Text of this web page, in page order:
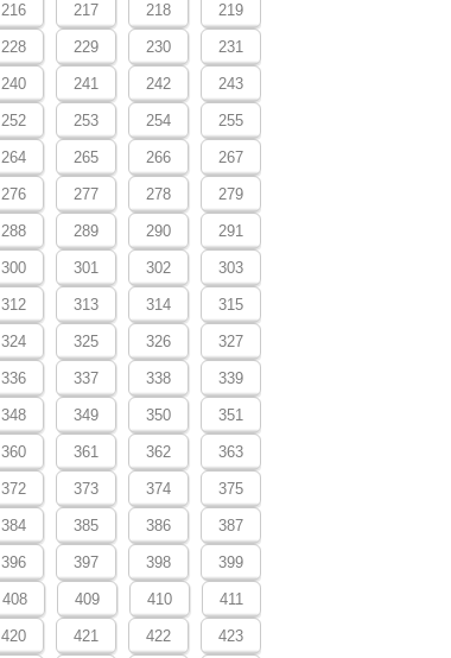
216 217 218 219
228 229 230 231
240 241 242 243
252 253 254 255
264 265 266 267
276 277 278 279
288 289 290 291
300 301 302 303
312 313 314 315
324 325 326 327
336 337 338 339
348 349 350 351
360 361 362 363
372 373 374 375
384 385 386 387
396 397 398 399
408 409 410 411
420 421 422 423